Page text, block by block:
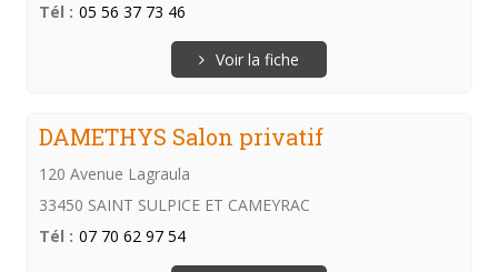
Tél : 05 56 37 73 46
Voir la fiche
DAMETHYS Salon privatif
120 Avenue Lagraula
33450 SAINT SULPICE ET CAMEYRAC
Tél : 07 70 62 97 54